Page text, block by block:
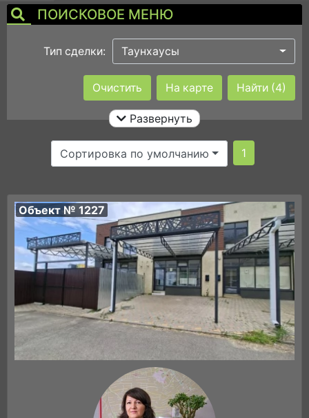
ПОИСКОВОЕ МЕНЮ
Тип сделки: Таунхаусы
Город: Ничего не выбрано
Кол. комнат:
Цена:
Найти (4)
На карте
Очистить
Развернуть
Сортировка по умолчанию 1
Объект № 1227